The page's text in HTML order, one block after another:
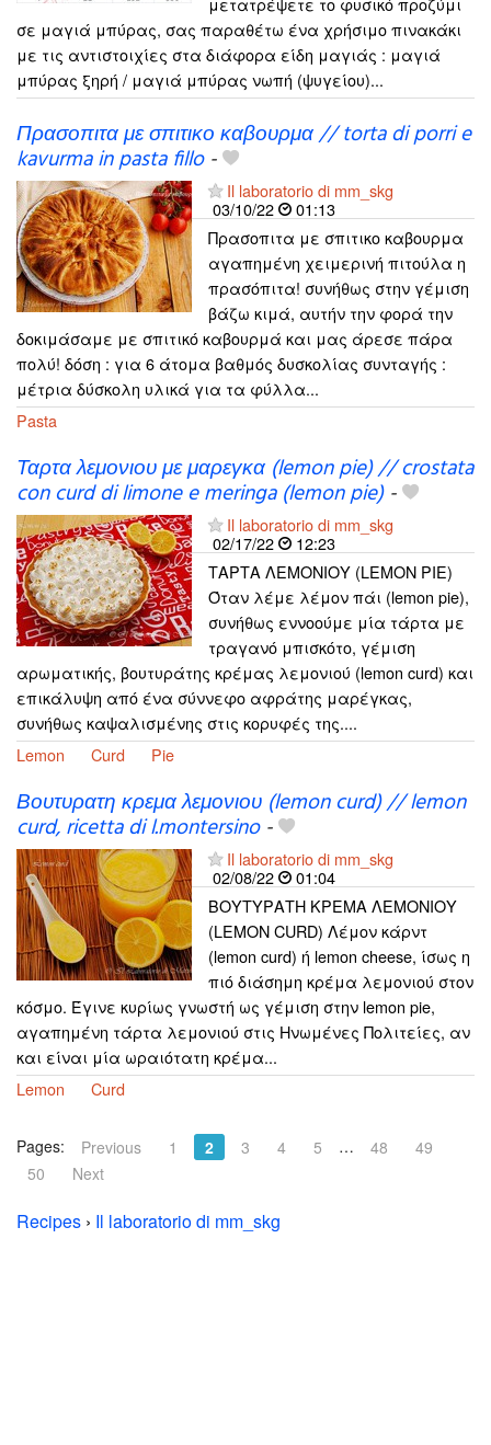
σε μαγιά μπύρας, σας παραθέτω ένα χρήσιμο πινακάκι
με τις αντιστοιχίες στα διάφορα είδη μαγιάς : μαγιά
μπύρας ξηρή / μαγιά μπύρας νωπή (ψυγείου)...
Πρασοπιτα με σπιτικο καβουρμα // torta di porri e
kavurma in pasta fillo-
Il laboratorio di mm_skg
03/10/22
01:13
Πρασοπιτα με σπιτικο καβουρμα
αγαπημένη χειμερινή πιτούλα η
πρασόπιτα! συνήθως στην γέμιση
βάζω κιμά, αυτήν την φορά την
δοκιμάσαμε με σπιτικό καβουρμά και μας άρεσε πάρα
πολύ! δόση : για 6 άτομα βαθμός δυσκολίας συνταγής :
μέτρια δύσκολη υλικά για τα φύλλα...
Pasta
Ταρτα λεμονιου με μαρεγκα (lemon pie) // crostata
con curd di limone e meringa (lemon pie)-
Il laboratorio di mm_skg
02/17/22
12:23
ΤΑΡΤΑ ΛΕΜΟΝΙΟΥ (LEMON PIE)
Όταν λέμε λέμον πάι (lemon pie),
συνήθως εννοούμε μία τάρτα με
τραγανό μπισκότο, γέμιση
αρωματικής, βουτυράτης κρέμας λεμονιού (lemon curd) και
επικάλυψη από ένα σύννεφο αφράτης μαρέγκας,
συνήθως καψαλισμένης στις κορυφές της....
Lemon
Curd Pie
Βουτυρατη κρεμα λεμονιου (lemon curd) // lemon
curd, ricetta di l.montersino-
Il laboratorio di mm_skg
02/08/22
01:04
ΒΟΥΤΥΡΑΤΗ ΚΡΕΜΑ ΛΕΜΟΝΙΟΥ
(LEMON CURD) Λέμον κάρντ
(lemon curd) ή lemon cheese, ίσως η
πιό διάσημη κρέμα λεμονιού στον
κόσμο. Έγινε κυρίως γνωστή ως γέμιση στην lemon pie,
αγαπημένη τάρτα λεμονιού στις Ηνωμένες Πολιτείες, αν
και είναι μία ωραιότατη κρέμα...
Lemon
Curd
Pages: Previous 1 2 3 4 5 … 48
49
50
Next
Recipes › Il laboratorio di mm_skg